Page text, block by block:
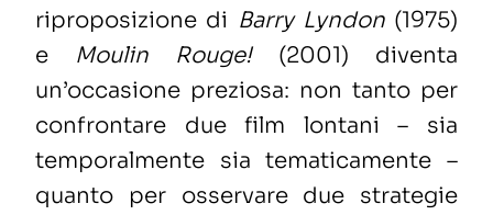
riproposizione di Barry Lyndon (1975)
e Moulin Rouge! (2001) diventa
un’occasione preziosa: non tanto per
confrontare due film lontani – sia
temporalmente sia tematicamente –
quanto per osservare due strategie